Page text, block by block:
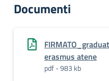
Documenti
erasmus atene
pdf - 983 kb